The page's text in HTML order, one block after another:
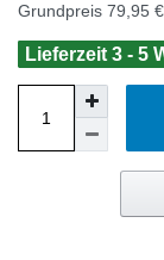
Grundpreis 79,95
Lieferzeit 3 - 5